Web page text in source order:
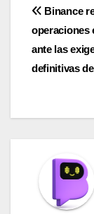
de
Binance
operaciones
ante las
definitivas